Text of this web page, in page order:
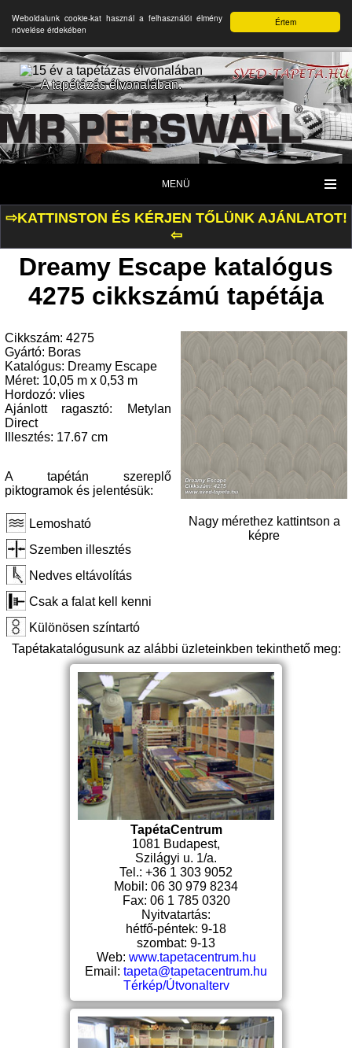
Értem
Weboldalunk cookie-kat használ a felhasználói élmény
növelése érdekében
A tapétázás élvonalában.
MENÜ
⇨KATTINSTON ÉS KÉRJEN TŐLÜNK AJÁNLATOT!
⇦
Dreamy Escape katalógus
4275 cikkszámú tapétája
Cikkszám: 4275
Gyártó: Boras
Katalógus: Dreamy Escape
Méret: 10,05 m x 0,53 m
Hordozó: vlies
Ajánlott ragasztó: Metylan
Direct
Illesztés: 17.67 cm
A tapétán szereplő
piktogramok és jelentésük:
Lemosható
Szemben illesztés
Nedves eltávolítás
Csak a falat kell kenni
Különösen színtartó
Nagy mérethez kattintson a
képre
Tapétakatalógusunk az alábbi üzleteinkben tekinthető meg:
TapétaCentrum
1081 Budapest,
Szilágyi u. 1/a.
Tel.: +36 1 303 9052
Mobil: 06 30 979 8234
Fax: 06 1 785 0320
Nyitvatartás:
hétfő-péntek: 9-18
szombat: 9-13
Web: www.tapetacentrum.hu
Email: tapeta@tapetacentrum.hu
Térkép/Útvonalterv